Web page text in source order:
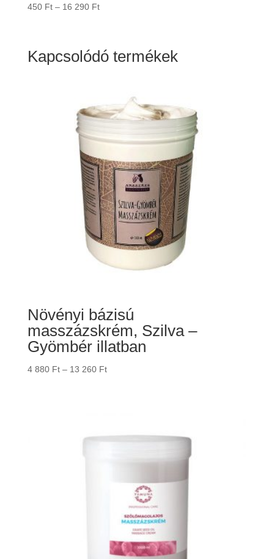
450 Ft – 16 290 FtÁrtartomány:
16
290 Ft
Kapcsolódó termékek
Növényi bázisú
masszázskrém, Szilva –
Gyömbér illatban
4 880 Ft – 13 260 FtÁrtartomány: